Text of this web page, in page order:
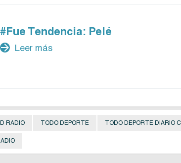
#Fue Tendencia: Pelé
arrow_forward Leer más
RADIO TODO DEPORTE TODO DEPORTE DIARIO